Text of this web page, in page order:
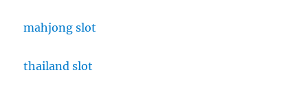
mahjong slot
thailand slot